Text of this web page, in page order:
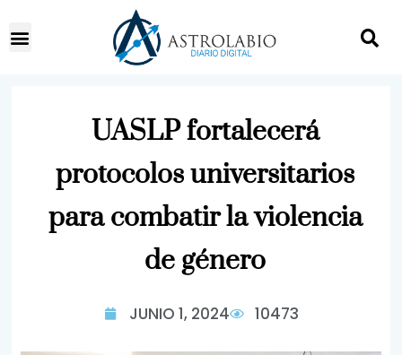
UASLP fortalecerá
protocolos universitarios
para combatir la violencia
de género
JUNIO 1, 2024 10473